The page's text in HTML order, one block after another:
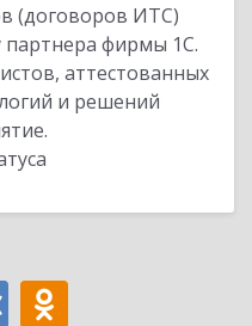
(договоров ИТС)
фирмы 1С.
аттестованных
и решений